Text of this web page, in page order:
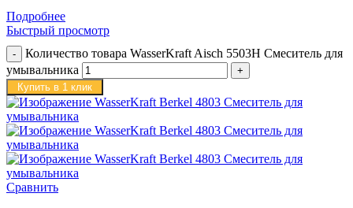
Подробнее
Быстрый просмотр
Количество товара WasserKraft Aisch 5503H Смеситель для
умывальника
Купить в 1 клик
Сравнить